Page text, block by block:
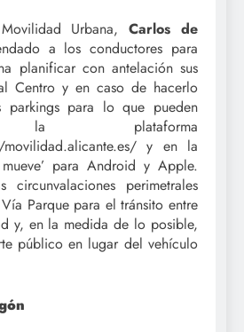
Urbana,Carlos de
a los conductores para
planificar con antelación sus
Centro y en caso de hacerlo
parkings para lo que pueden
la plataforma
y en la
para Android y Apple.
circunvalaciones perimetrales
Parque para el tránsito entre
y, en la medida de lo posible,
público en lugar del vehículo